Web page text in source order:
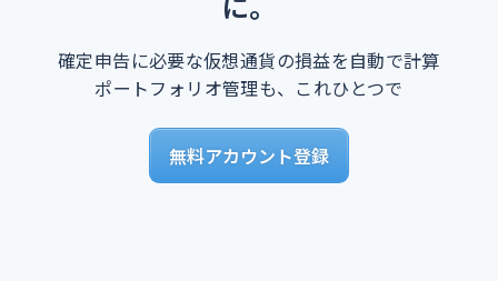
確定申告に必要な仮想通貨の損益を自動で計算
ポートフォリオ管理も、これひとつで
無料アカウント登録